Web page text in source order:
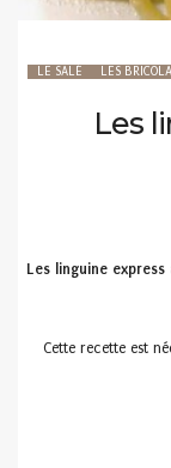
LE SALÉ LES
Les
Les linguine
Cette recette est